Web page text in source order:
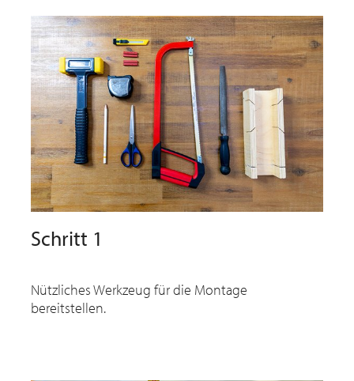
Schritt 1
Nützliches Werkzeug für die Montage
bereitstellen.